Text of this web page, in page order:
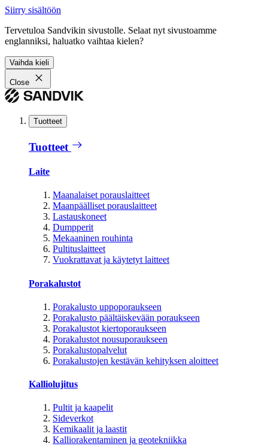
Siirry sisältöön
Tervetuloa Sandvikin sivustolle. Selaat nyt sivustoamme
englanniksi, haluatko vaihtaa kielen?
Vaihda kieli
Close
Tuotteet
Tuotteet
Laite
Maanalaiset porauslaitteet
Maanpäälliset porauslaitteet
Lastauskoneet
Dumpperit
Mekaaninen rouhinta
Pultituslaitteet
Vuokrattavat ja käytetyt laitteet
Porakalustot
Porakalusto uppoporaukseen
Porakalusto päältäiskevään poraukseen
Porakalustot kiertoporaukseen
Porakalustot nousuporaukseen
Porakalustopalvelut
Porakalustojen kestävän kehityksen aloitteet
Kalliolujitus
Pultit ja kaapelit
Sideverkot
Kemikaalit ja laastit
Kalliorakentaminen ja geotekniikka